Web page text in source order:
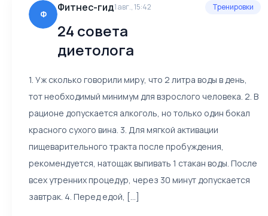
Ф
Фитнес-гид1 авг., 15:42
24 совета
диетолога
Тренировки
1. Уж сколько говорили миру, что 2 литра воды в день,
тот необходимый минимум для взрослого человека. 2. В
рационе допускается алкоголь, но только один бокал
красного сухого вина. 3. Для мягкой активации
пищеварительного тракта после пробуждения,
рекомендуется, натощак выпивать 1 стакан воды. После
всех утренних процедур, через 30 минут допускается
завтрак. 4. Перед едой, [...]